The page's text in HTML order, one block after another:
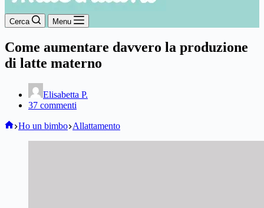
Cerca Menu
Come aumentare davvero la produzione
di latte materno
Elisabetta P.
37 commenti
Home
Ho un bimbo Allattamento